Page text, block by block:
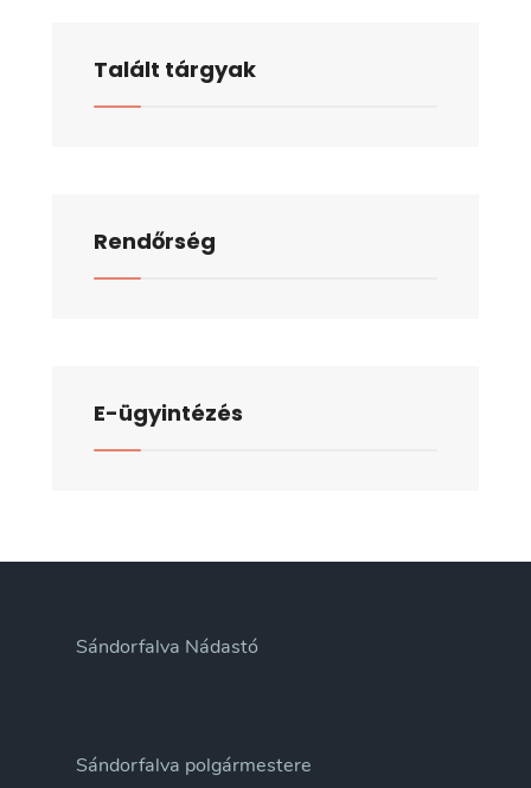
Talált tárgyak
Rendőrség
E-ügyintézés
Sándorfalva Nádastó
Sándorfalva polgármestere